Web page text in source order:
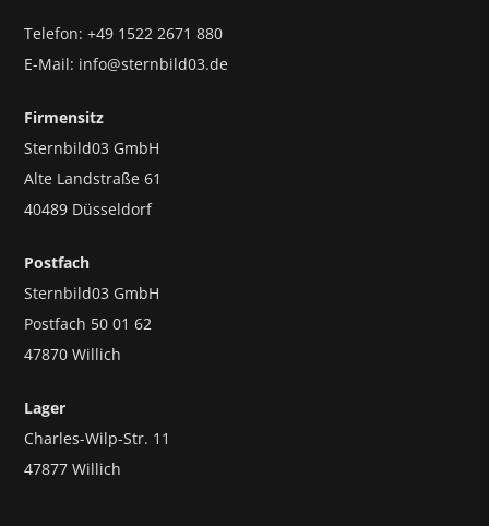
Telefon: +49 1522 2671 880
E-Mail: info@sternbild03.de
Firmensitz
Sternbild03 GmbH
Alte Landstraße 61
40489 Düsseldorf
Postfach
Sternbild03 GmbH
Postfach 50 01 62
47870 Willich
Lager
Charles-Wilp-Str. 11
47877 Willich